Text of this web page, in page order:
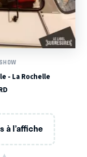
- La Rochelle
à l’affiche